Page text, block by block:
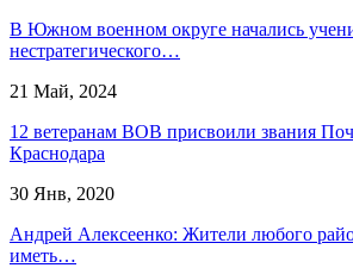
В Южном военном округе начались
нестратегического…
21 Май, 2024
12 ветеранам ВОВ присвоили звания
Краснодара
30 Янв, 2020
Андрей Алексеенко: Жители любого
иметь…